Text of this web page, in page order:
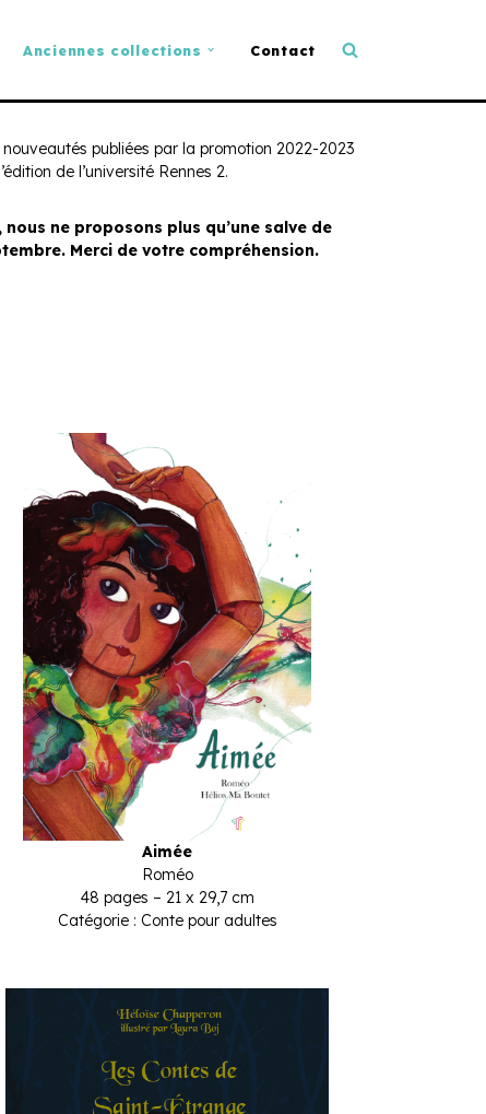
Anciennes collections Contact
publiées par la promotion 2022-2023
de l’université Rennes 2.
ne proposons plus qu’une salve de
Merci de votre compréhension.
Aimée
Roméo
48 pages – 21 x 29,7 cm
Catégorie : Conte pour adultes